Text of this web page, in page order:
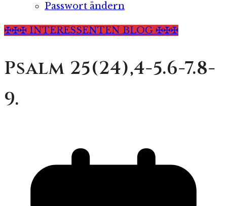
Passwort ändern
✠✠✠ INTERESSENTEN BLOG ✠✠✠
Psalm 25(24),4-5.6-7.8-
9.